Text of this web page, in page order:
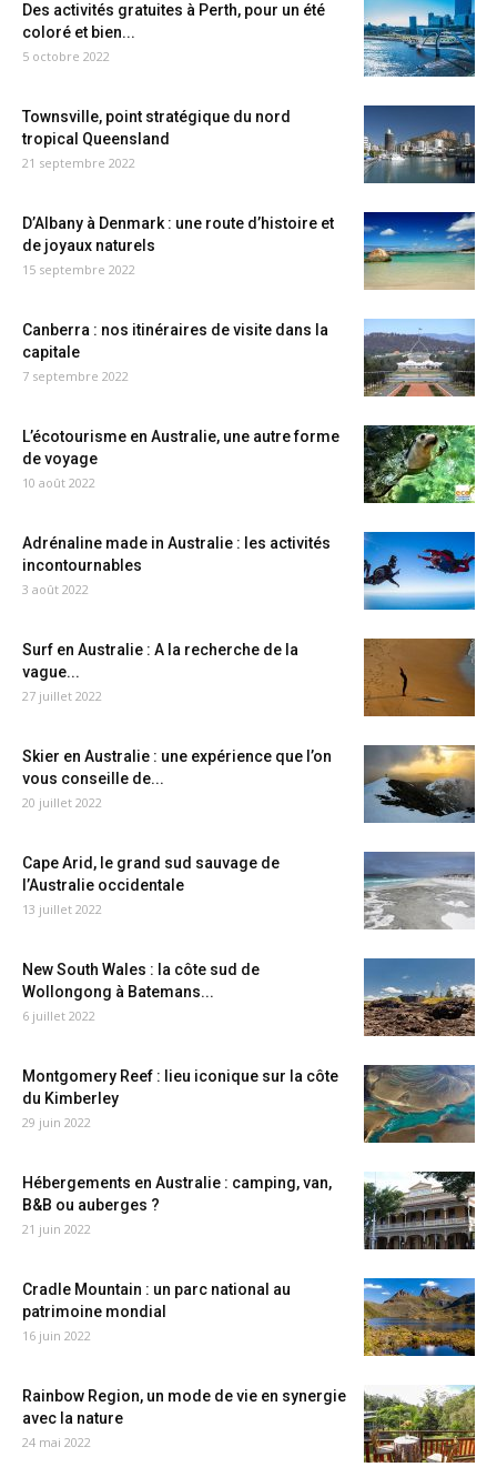
Des activités gratuites à Perth, pour un été
coloré et bien...
5 octobre 2022
Townsville, point stratégique du nord
tropical Queensland
21 septembre 2022
D’Albany à Denmark : une route d’histoire et
de joyaux naturels
15 septembre 2022
Canberra : nos itinéraires de visite dans la
capitale
7 septembre 2022
L’écotourisme en Australie, une autre forme
de voyage
10 août 2022
Adrénaline made in Australie : les activités
incontournables
3 août 2022
Surf en Australie : A la recherche de la
vague...
27 juillet 2022
Skier en Australie : une expérience que l’on
vous conseille de...
20 juillet 2022
Cape Arid, le grand sud sauvage de
l’Australie occidentale
13 juillet 2022
New South Wales : la côte sud de
Wollongong à Batemans...
6 juillet 2022
Montgomery Reef : lieu iconique sur la côte
du Kimberley
29 juin 2022
Hébergements en Australie : camping, van,
B&B ou auberges ?
21 juin 2022
Cradle Mountain : un parc national au
patrimoine mondial
16 juin 2022
Rainbow Region, un mode de vie en synergie
avec la nature
24 mai 2022